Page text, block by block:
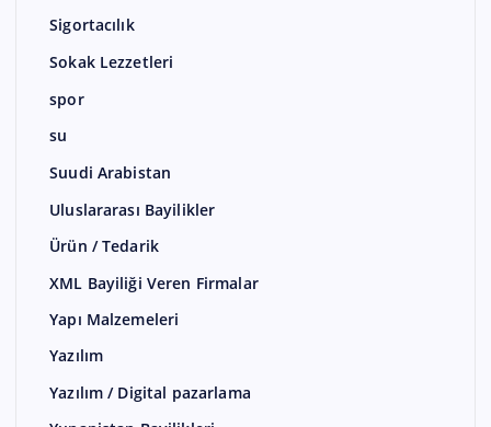
Sigortacılık
Sokak Lezzetleri
spor
su
Suudi Arabistan
Uluslararası Bayilikler
Ürün / Tedarik
XML Bayiliği Veren Firmalar
Yapı Malzemeleri
Yazılım
Yazılım / Digital pazarlama